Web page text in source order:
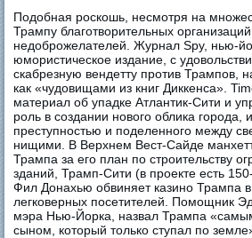
Подобная роскошь, несмотря на
Трампу благотворительных
недоброжелателей. Журнал Spy, нью-
юмористическое издание, с
скабрезную вендетту против Трампов,
как «чудовищами из книг Диккенса».
материал об упадке Атлантик-Сити и
роль в создании нового облика города,
преступностью и поделенного между
нищими. В Верхнем Вест-Сайде
Трампа за его план по строительству
зданий, Трамп-Сити (в проекте есть
Фил Донахью обвиняет казино Трампа
легковерных посетителей. Помощник
мэра Нью-Йорка, назвал Трампа
сыном, который только ступал по